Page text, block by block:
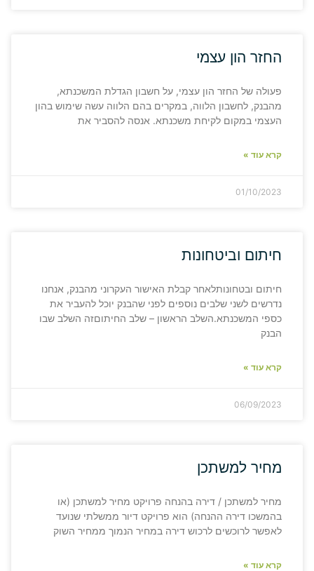
החזר הון עצמי
פעולה של החזר הון עצמי, על חשבון הגדלת המשכנתא,
מהבנק, לחשבון הלווה, במקרים בהם הלווה עשה שימוש בהון
העצמי במקום לקיחת משכנתא. אנסה להסביר את
קרא עוד »
01/10/2023
חיתום וביטחונות
חיתום ובטחונותלאחר קבלת האישור העקרוני מהבנק, אנחנו
נדרשים לשני שלבים נוספים לפני שהבנק יוכל להעביר את
כספי המשכנתא.השלב הראשון – שלב החיתוםזה השלב שבו
הבנק
קרא עוד »
06/09/2023
מחיר למשתכן
מחיר למשתכן / דירה בהנחה פרויקט מחיר למשתכן (או
בהמשכו דירה ההנחה) הוא פרויקט דיור ממשלתי שנועד
לאפשר לרוכשים לרכוש דירה במחיר הנמוך ממחיר השוק
קרא עוד »